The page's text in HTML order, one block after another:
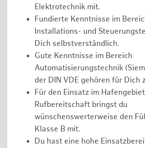
Elektrotechnik mit.
Fundierte Kenntnisse im
Installations- und
Dich selbstverständlich.
Gute Kenntnisse im Bereich
Automatisierungstechnik
der DIN VDE gehören für Dich
Für den Einsatz im
Rufbereitschaft bringst du
wünschenswerterweise den
Klasse B mit.
Du hast eine hohe